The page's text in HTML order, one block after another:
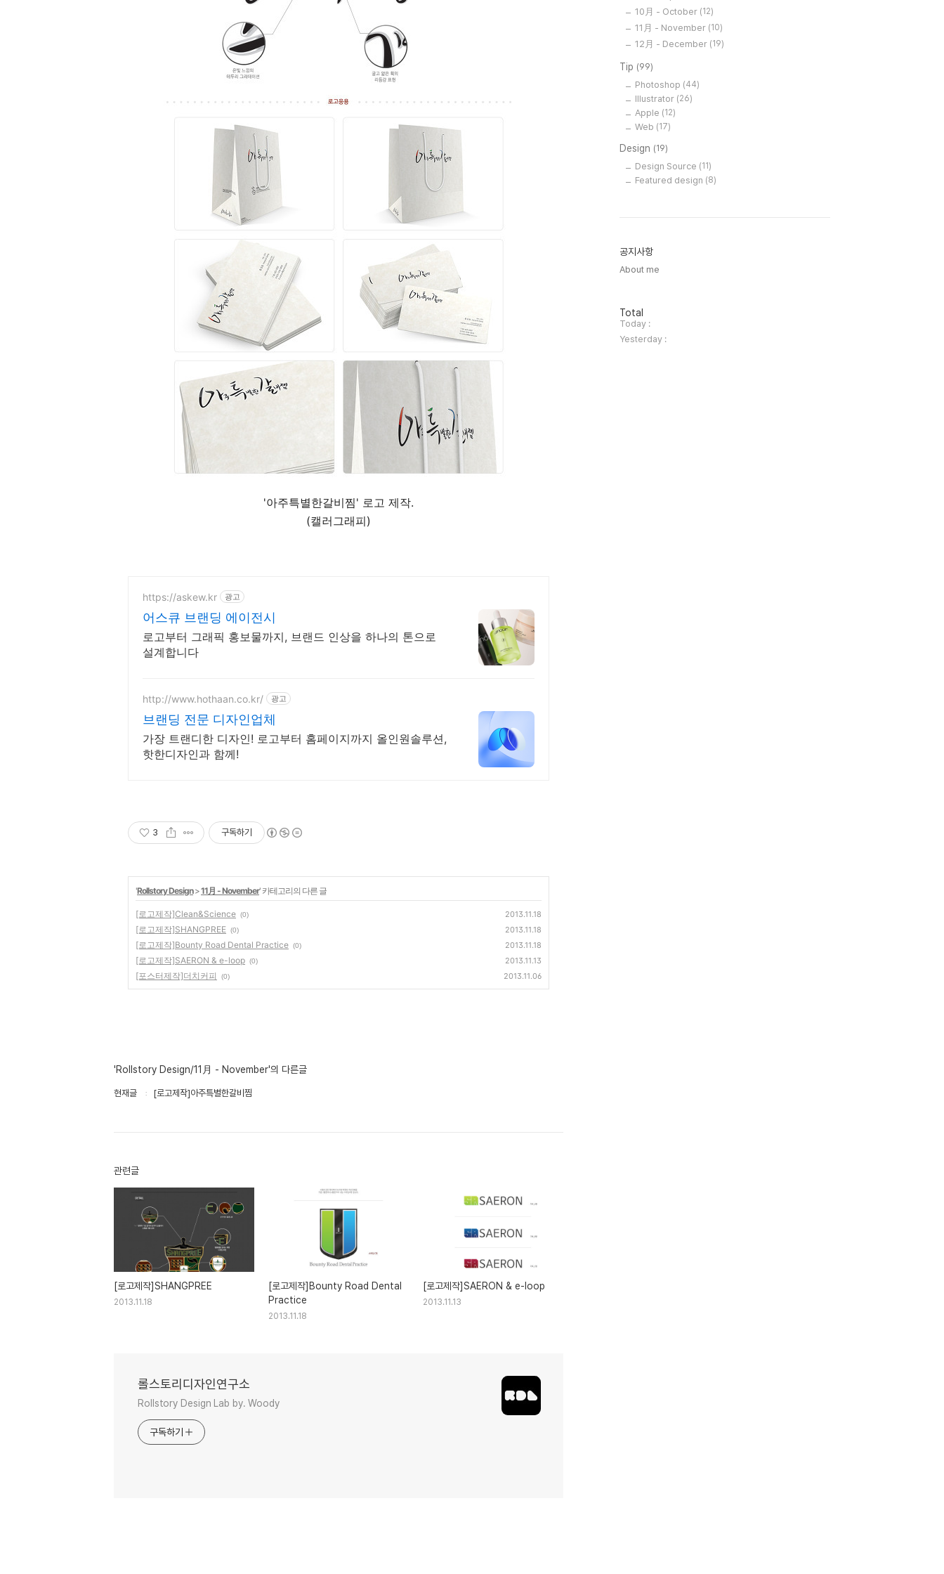
'아주특별한갈비찜' 로고 제작.
(캘러그래피)
https://askew.kr 광고
어스큐 브랜딩 에이전시
로고부터 그래픽 홍보물까지, 브랜드 인상을 하나의 톤으로
설계합니다
http://www.hothaan.co.kr/ 광고
브랜딩 전문 디자인업체
가장 트랜디한 디자인! 로고부터 홈페이지까지 올인원솔루션,
핫한디자인과 함께!
3 구독하기
'Rollstory Design>11月 - November' 카테고리의 다른 글
[로고제작]Clean&Science (0) 2013.11.18
[로고제작]SHANGPREE (0) 2013.11.18
[로고제작]Bounty Road Dental Practice (0) 2013.11.18
[로고제작]SAERON & e-loop (0) 2013.11.13
[포스터제작]더치커피 (0) 2013.11.06
'Rollstory Design/11月 - November'의 다른글
현재글 [로고제작]아주특별한갈비찜
관련글
[로고제작]SHANGPREE
2013.11.18
[로고제작]Bounty Road Dental
Practice
2013.11.18
[로고제작]SAERON & e-loop
2013.11.13
롤스토리디자인연구소
Rollstory Design Lab by. Woody
구독하기
10月 - October (12)
11月 - November (10)
12月 - December (19)
Tip (99)
Photoshop (44)
Illustrator (26)
Apple (12)
Web (17)
Design (19)
Design Source (11)
Featured design (8)
공지사항
About me
방
문
자
수
Total
Today :
Yesterday :